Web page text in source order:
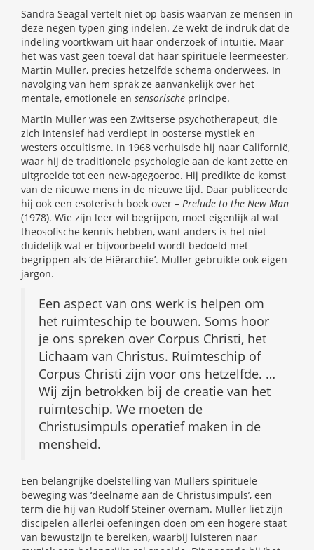
Sandra Seagal vertelt niet op basis waarvan ze mensen in
deze negen typen ging indelen. Ze wekt de indruk dat de
indeling voortkwam uit haar onderzoek of intuïtie. Maar
het was vast geen toeval dat haar spirituele leermeester,
Martin Muller, precies hetzelfde schema onderwees. In
navolging van hem sprak ze aanvankelijk over het
mentale, emotionele en sensorische principe.
Martin Muller was een Zwitserse psychotherapeut, die
zich intensief had verdiept in oosterse mystiek en
westers occultisme. In 1968 verhuisde hij naar Californië,
waar hij de traditionele psychologie aan de kant zette en
uitgroeide tot een new-agegoeroe. Hij predikte de komst
van de nieuwe mens in de nieuwe tijd. Daar publiceerde
hij ook een esoterisch boek over – Prelude to the New Man
(1978). Wie zijn leer wil begrijpen, moet eigenlijk al wat
theosofische kennis hebben, want anders is het niet
duidelijk wat er bijvoorbeeld wordt bedoeld met
begrippen als ‘de Hiërarchie’. Muller gebruikte ook eigen
jargon.
Een aspect van ons werk is helpen om
het ruimteschip te bouwen. Soms hoor
je ons spreken over Corpus Christi, het
Lichaam van Christus. Ruimteschip of
Corpus Christi zijn voor ons hetzelfde. …
Wij zijn betrokken bij de creatie van het
ruimteschip. We moeten de
Christusimpuls operatief maken in de
mensheid.
Een belangrijke doelstelling van Mullers spirituele
beweging was ‘deelname aan de Christusimpuls’, een
term die hij van Rudolf Steiner overnam. Muller liet zijn
discipelen allerlei oefeningen doen om een hogere staat
van bewustzijn te bereiken, waarbij luisteren naar